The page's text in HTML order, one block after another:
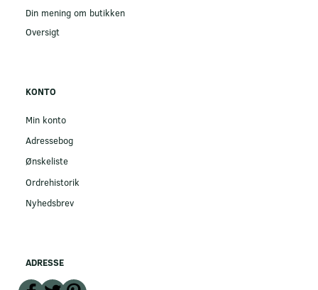
Din mening om butikken
Oversigt
KONTO
Min konto
Adressebog
Ønskeliste
Ordrehistorik
Nyhedsbrev
ADRESSE